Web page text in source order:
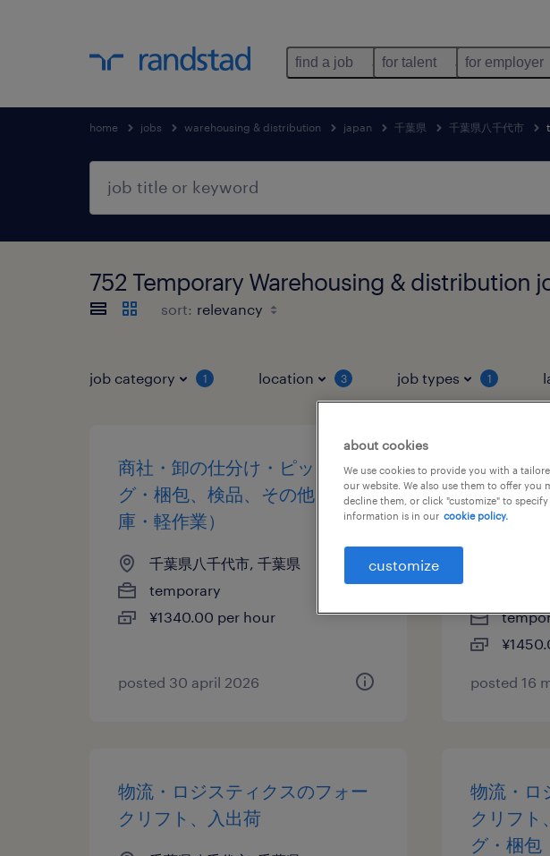
find a job for talent for employer
home jobs warehousing & distribution japan 千葉県 千葉県八千代市
752 Temporary Warehousing & distribution
sort:
job category 1 location 3 job types 1
商社・卸の仕分け・ピッキン
グ・梱包、検品、その他（倉
庫・軽作業）
千葉県八千代市, 千葉県
temporary
¥1340.00 per hour
posted 30 april 2026
物流・ロ
け・ピッ
入出荷、
千葉
posted 16
物流・ロジスティクスのフォー
クリフト、入出荷
物流・ロ
クリフト
グ・梱包
about cookies
We use cookies to provide you with a
our website. We also use them to offer you
decline them, or click "customize" to
information is in our cookie policy.
customize